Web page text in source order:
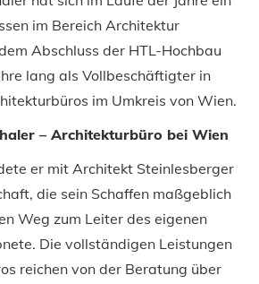
im Bereich Architektur
Abschluss der HTL-Hochbau
lang als Vollbeschäftigter in
im Umkreis von Wien.
– Architekturbüro bei Wien
er mit Architekt Steinlesberger
die sein Schaffen maßgeblich
Weg zum Leiter des eigenen
Die vollständigen Leistungen
reichen von der Beratung über